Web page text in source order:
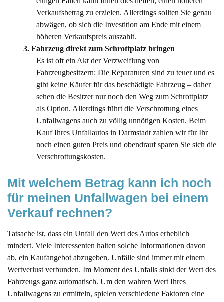
Verkaufsbetrag zu erzielen. Allerdings sollten Sie genau
abwägen, ob sich die Investition am Ende mit einem
höheren Verkaufspreis auszahlt.
3. Fahrzeug direkt zum Schrottplatz bringen
Es ist oft ein Akt der Verzweiflung von
Fahrzeugbesitzern: Die Reparaturen sind zu teuer und es
gibt keine Käufer für das beschädigte Fahrzeug – daher
sehen die Besitzer nur noch den Weg zum Schrottplatz
als Option. Allerdings führt die Verschrottung eines
Unfallwagens auch zu völlig unnötigen Kosten. Beim
Kauf Ihres Unfallautos in Darmstadt zahlen wir für Ihr
noch einen guten Preis und obendrauf sparen Sie sich die
Verschrottungskosten.
Mit welchem Betrag kann ich noch
für meinen Unfallwagen bei einem
Verkauf rechnen?
Tatsache ist, dass ein Unfall den Wert des Autos erheblich
mindert. Viele Interessenten halten solche Informationen davon
ab, ein Kaufangebot abzugeben. Unfälle sind immer mit einem
Wertverlust verbunden. Im Moment des Unfalls sinkt der Wert des
Fahrzeugs ganz automatisch. Um den wahren Wert Ihres
Unfallwagens zu ermitteln, spielen verschiedene Faktoren eine